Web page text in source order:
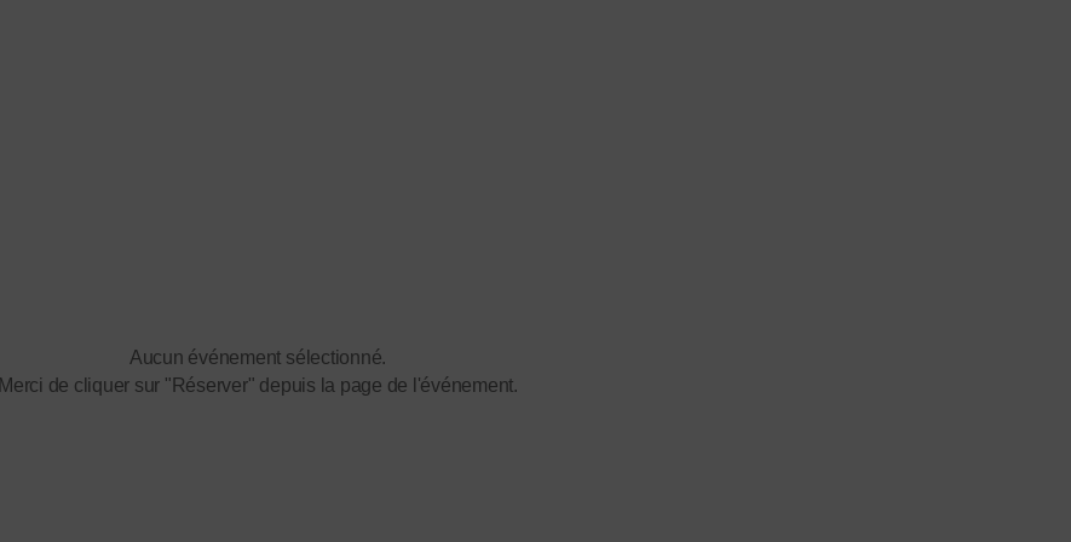
Aucun événement sélectionné.
Merci de cliquer sur "Réserver" depuis la page de l'événement.